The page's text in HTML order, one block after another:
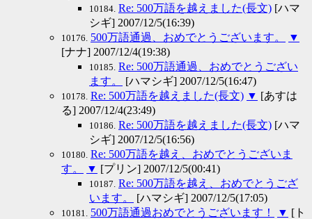
10184. Re: 500万語を越えました(長文) [ハマ
シギ] 2007/12/5(16:39)
10176. 500万語通過、おめでとうございます。
▼
[ナナ] 2007/12/4(19:38)
10185. Re: 500万語通過、おめでとうござい
ます。
[ハマシギ] 2007/12/5(16:47)
10178. Re: 500万語を越えました(長文) ▼ [あすは
る] 2007/12/4(23:49)
10186. Re: 500万語を越えました(長文) [ハマ
シギ] 2007/12/5(16:56)
10180. Re: 500万語を越え、おめでとうございま
す。
▼ [プリン] 2007/12/5(00:41)
10187. Re: 500万語を越え、おめでとうござ
います。
[ハマシギ] 2007/12/5(17:05)
10181. 500万語通過おめでとうございます！ ▼ [ト